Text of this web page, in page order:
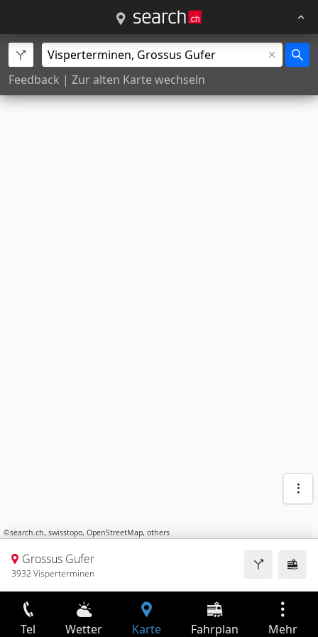
Feedback | Zur alten Karte wechseln
©search.ch, swisstopo, OpenStreetMap, others
Grossus Gufer
3932 Visperterminen
Tel Wetter Karte Fahrplan Mehr